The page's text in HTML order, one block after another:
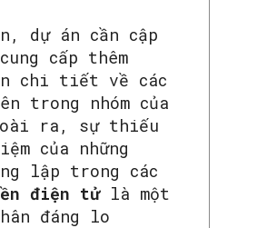
dự án cần cập
cấp thêm
chi tiết về các
trong nhóm của
ra, sự thiếu
của những
lập trong các
điện tử là một
đáng lo